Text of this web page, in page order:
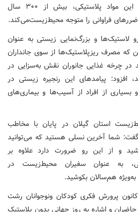
طبیعت توضیح‌داد: تجزیه این مواد پلاستیکی، بیش از ۳۰۰ سال
فراوانی را متوجه محیط‌زیست‌می‌کند.
‌لاستیک‌ها و بزرگ‌نمایی زیستی به عنوان
که مصرف ریزپلاستیک‌ها از سوی جانداران
در چرخه غذایی جانوران نقش به‌سزایی در
افزود: پیامدهای این رنجیره زیستی در
از افراد از آسیب‌ها و بیماری‌های
استان گیلان در پایان با مخاطب
گفت: شما آخرین نسلی هستید که می‌توانید
و از این رو ضرورت دارد علاوه بر
به عنوان سفیران محیط‌زیست در
هم‌سالان بکوشید.
مربی‌مسوول مرکز شماره ۳ کانون پرورش فکری کودکان ونوجوانان رشت
و اشاره به روز جهانی بدون پلاستیک